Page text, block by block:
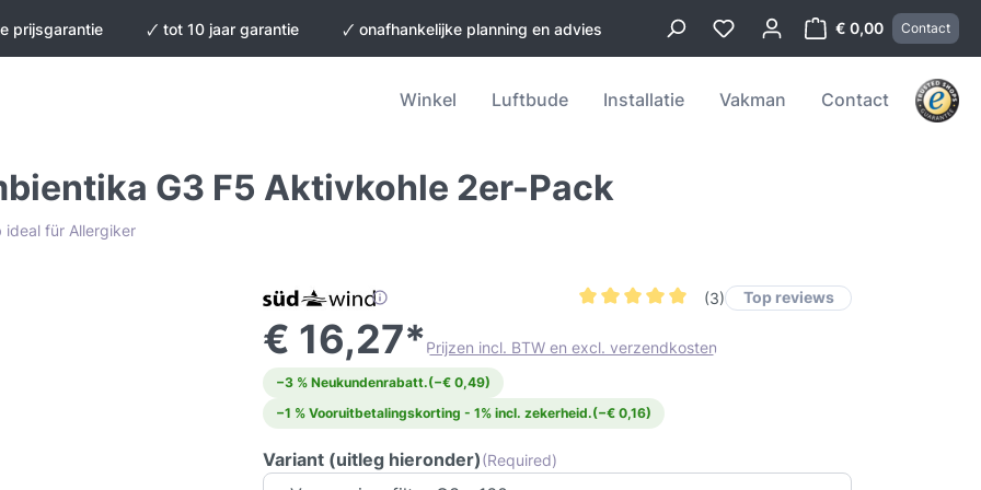
prijsgarantie 🗸 tot 10 jaar garantie 🗸 onafhankelijke planning en advies € 0,00 Contact
Winkel Luftbude Installatie Vakman Contact
G3 F5 Aktivkohle 2er-Pack
ideal für Allergiker
(3) Top reviews
€ 16,27*Prijzen incl. BTW en excl. verzendkosten
−3 % Neukundenrabatt.(−€ 0,49)
−1 % Vooruitbetalingskorting - 1% incl. zekerheid.(−€ 0,16)
Variant (uitleg hieronder)(Required)